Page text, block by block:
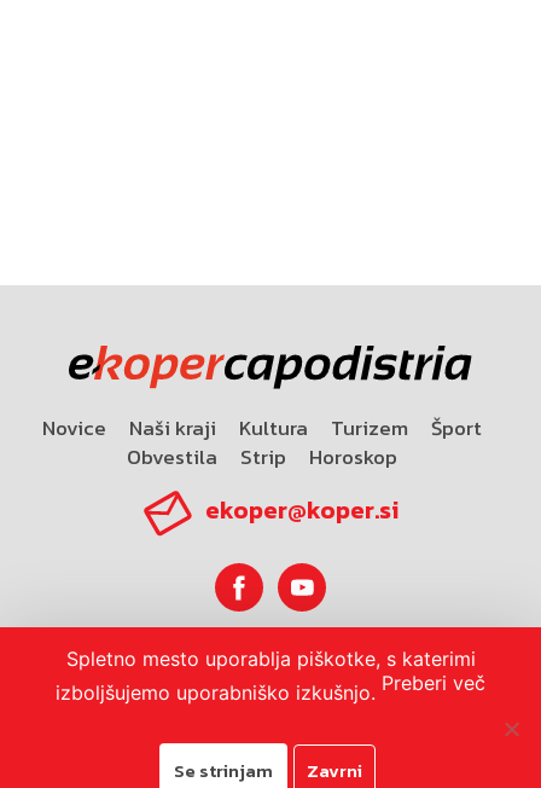
Novice Naši kraji Kultura Turizem
Šport
Obvestila
Strip Horoskop
ekoper@koper.si
Horoskop
Spletno mesto uporablja piškotke, s katerimi
izboljšujemo uporabniško izkušnjo. Preberi več
Se strinjam Zavrni